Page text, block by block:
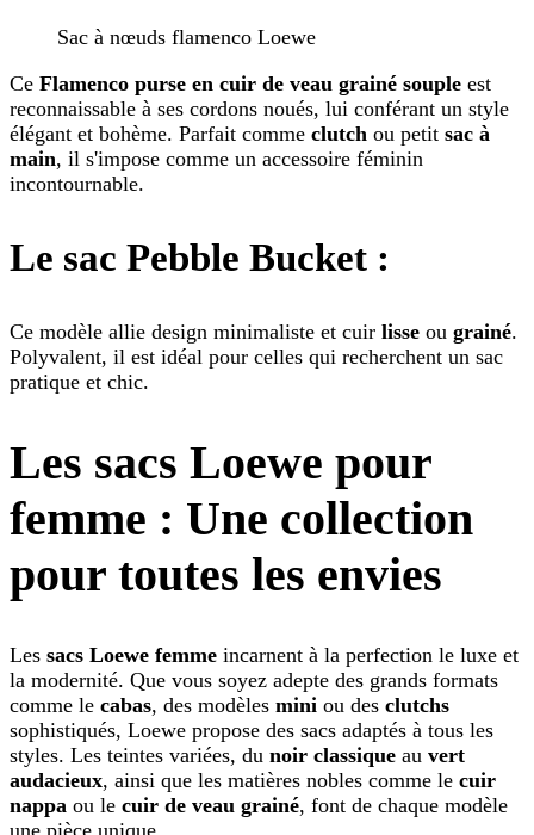
Sac à nœuds flamenco Loewe
Ce Flamenco purse en cuir de veau grainé souple est
reconnaissable à ses cordons noués, lui conférant un style
élégant et bohème. Parfait comme clutch ou petit sac à
main, il s'impose comme un accessoire féminin
incontournable.
Le sac Pebble Bucket :
Ce modèle allie design minimaliste et cuir lisse ou grainé.
Polyvalent, il est idéal pour celles qui recherchent un sac
pratique et chic.
Les sacs Loewe pour
femme : Une collection
pour toutes les envies
Les sacs Loewe femme incarnent à la perfection le luxe et
la modernité. Que vous soyez adepte des grands formats
comme le cabas, des modèles mini ou des clutchs
sophistiqués, Loewe propose des sacs adaptés à tous les
styles. Les teintes variées, du noir classique au vert
audacieux, ainsi que les matières nobles comme le cuir
nappa ou le cuir de veau grainé, font de chaque modèle
une pièce unique.